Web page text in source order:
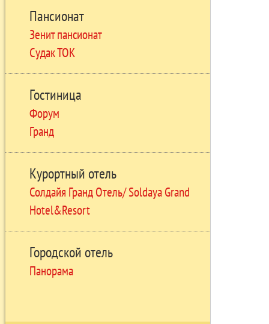
Пансионат
Зенит пансионат
Судак ТОК
Гостиница
Форум
Гранд
Курортный отель
Солдайя Гранд Отель/ Soldaya Grand
Hotel&Resort
Городской отель
Панорама